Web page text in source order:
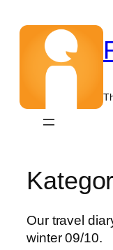
innehåll
Our travel
winter 09/10.